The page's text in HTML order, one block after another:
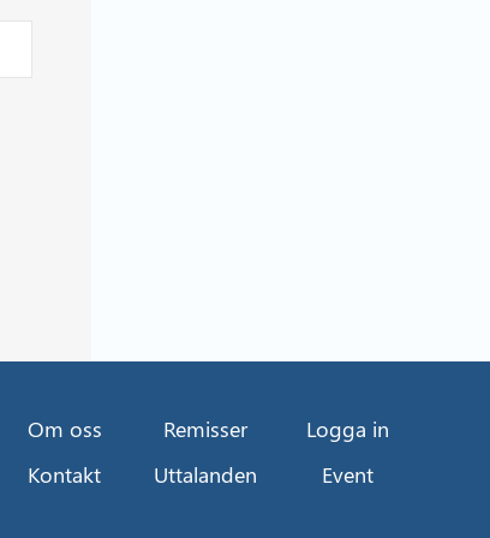
Om oss Remisser
Logga in
Kontakt
Uttalanden Event